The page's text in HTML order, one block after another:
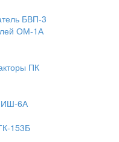
БВП-3
ОМ-1А
ПК
ИШ-6А
153Б